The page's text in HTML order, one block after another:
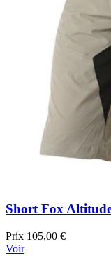
Short Fox
Prix 105,00 €
Voir